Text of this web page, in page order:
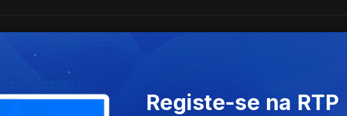
nomes de um Fellini, um Visconti, um Antonioni, um Pasolini, um Rosselini,
Registe-se na RTP